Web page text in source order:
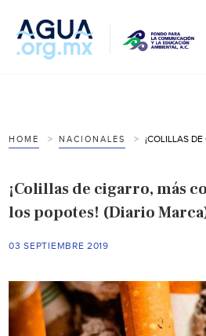
HOME NACIONALES
¡Colillas de cigarro, más
los popotes! (Diario
03 SEPTIEMBRE 2019